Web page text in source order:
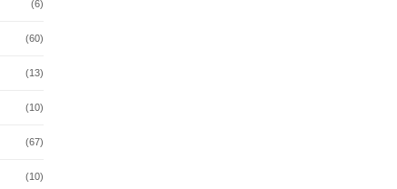
(6)
(60)
(13)
(10)
(67)
(10)